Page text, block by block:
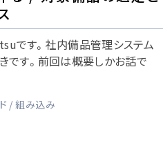
です。社内備品管理システム
です。前回は概要しかお話で
組み込み